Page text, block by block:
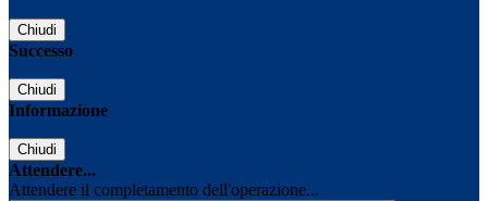
Chiudi
Successo
Chiudi
Informazione
Chiudi
Attendere...
Attendere il completamento dell'operazione...